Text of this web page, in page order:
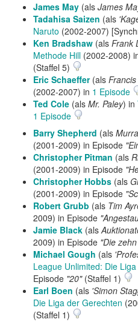
James May (als James
Tadahisa Saizen (als
Naruto (2002-2007)
Ken Bradshaw (als Frank
Methode Hill (2002-2008)
(Staffel 5)
Eric Schaeffer(als
(2002-2007) in 1 Episode
Ted Cole (als Mr. Paley) in
1 Episode
Barry Shepherd (als
(2001-2009) in Episode
Christopher Pitman (als
(2001-2009) in Episode
Christopher Hobbs (als
(2001-2009) in Episode
Robert Grubb (als Tim
2009) in Episode
Jamie Black (als
2009) in Episode "Die
Michael Gough (als
League Unlimited: Die
Episode "20"(Staffel 1)
Earl Boen (als 'Simon
Die Liga der Gerechten
(Staffel 1)